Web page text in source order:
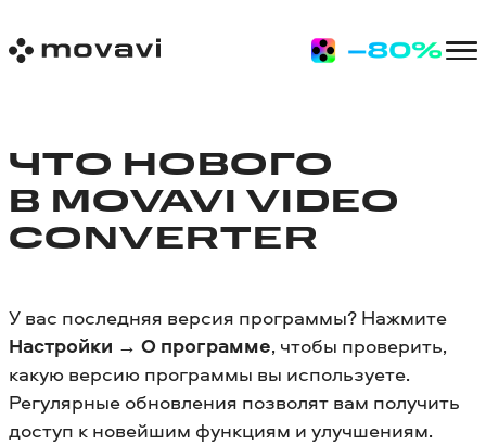
ЧТО НОВОГО
В MOVAVI VIDEO
CONVERTER
У вас последняя версия программы? Нажмите
Настройки → О программе, чтобы проверить,
какую версию программы вы используете.
Регулярные обновления позволят вам получить
доступ к новейшим функциям и улучшениям.